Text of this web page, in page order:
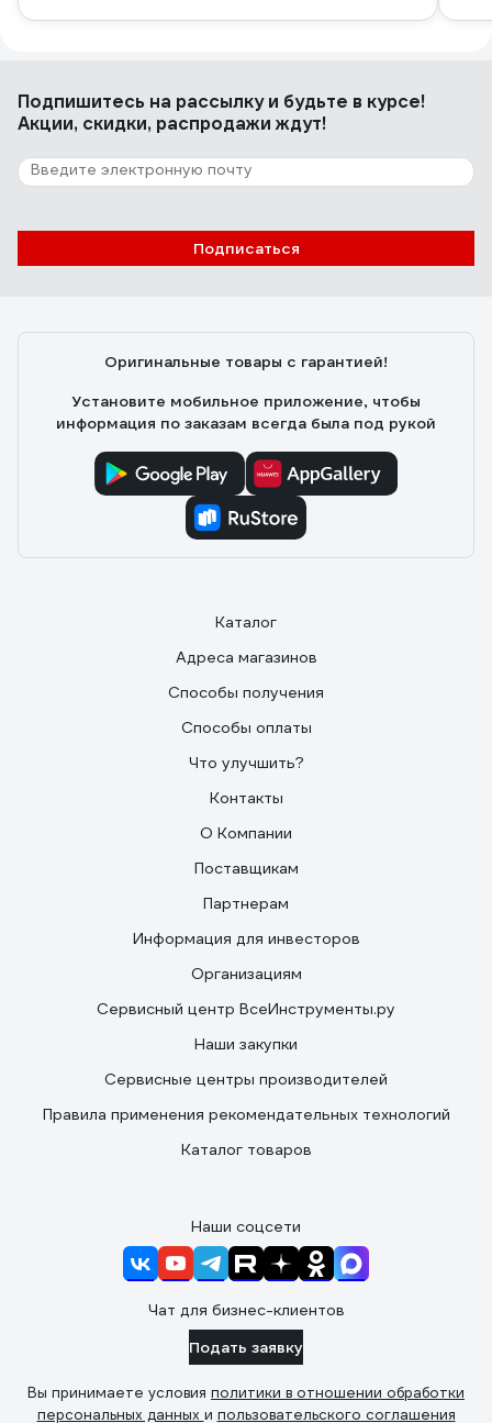
Подпишитесь на рассылкуи будьте в курсе!
Акции, скидки, распродажи ждут!
Подписаться
Оригинальные товары с гарантией!
Установите мобильное приложение, чтобы
информация по заказам всегда была под рукой
Каталог
Адреса магазинов
Способы получения
Способы оплаты
Что улучшить?
Контакты
О Компании
Поставщикам
Партнерам
Информация для инвесторов
Организациям
Сервисный центр ВсеИнструменты.ру
Наши закупки
Сервисные центры производителей
Правила применения рекомендательных технологий
Каталог товаров
Наши соцсети
Чат для бизнес-клиентов
Подать заявку
Вы принимаете условия политики в отношении обработки
персональных данных и пользовательского соглашения